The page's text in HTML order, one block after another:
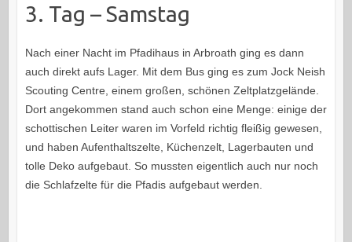
3. Tag – Samstag
Nach einer Nacht im Pfadihaus in Arbroath ging es dann
auch direkt aufs Lager. Mit dem Bus ging es zum Jock Neish
Scouting Centre, einem großen, schönen Zeltplatzgelände.
Dort angekommen stand auch schon eine Menge: einige der
schottischen Leiter waren im Vorfeld richtig fleißig gewesen,
und haben Aufenthaltszelte, Küchenzelt, Lagerbauten und
tolle Deko aufgebaut. So mussten eigentlich auch nur noch
die Schlafzelte für die Pfadis aufgebaut werden.